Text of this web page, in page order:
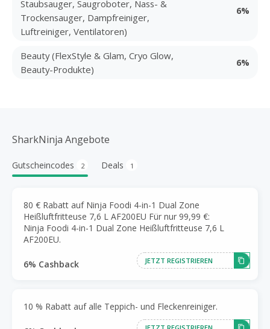
Staubsauger, Saugroboter, Nass- &
Trockensauger, Dampfreiniger,
Luftreiniger, Ventilatoren)
6%
Beauty (FlexStyle & Glam, Cryo Glow,
Beauty-Produkte)
6%
SharkNinja Angebote
Gutscheincodes 2 Deals 1
80 € Rabatt auf Ninja Foodi 4-in-1 Dual Zone
Heißluftfritteuse 7,6 L AF200EU Für nur 99,99 €:
Ninja Foodi 4-in-1 Dual Zone Heißluftfritteuse 7,6 L
AF200EU.
6% Cashback JETZT REGISTRIEREN
10 % Rabatt auf alle Teppich- und Fleckenreiniger.
JETZT REGISTRIEREN